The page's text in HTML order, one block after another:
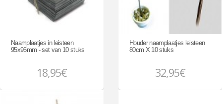
Naamplaatjes in leisteen
95x95mm - set van 10 stuks
18,95€
Houder naamplaatjes leisteen
80cm X 10 stuks
32,95€